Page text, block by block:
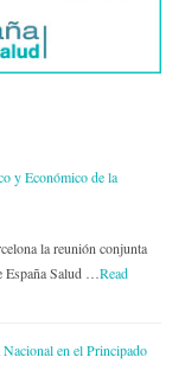
y Económico de la
la reunión conjunta
Salud … Read
en el Principado